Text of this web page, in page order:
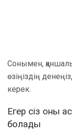
Сонымен,
өзіңіздің
керек.
Егер сіз оны
болады